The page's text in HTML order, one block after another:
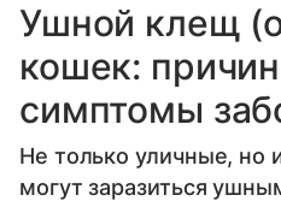
Ушной клещ
кошек:
симптомы
Не только уличные,
могут заразиться